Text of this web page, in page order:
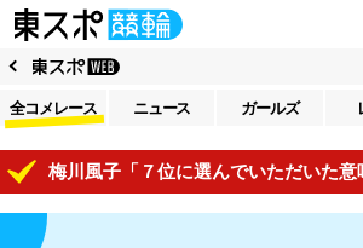
全コメレース ニュース ガールズ
川風子「７位に選んでいただいた意味を